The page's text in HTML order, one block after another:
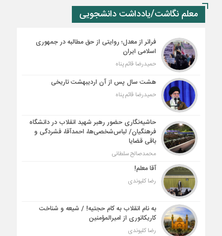
معلم نگاشت/یادداشت دانشجویی
فراتر از معدل؛ روایتی از حق مطالبه در جمهوری
اسلامی ایران
حمیدرضا قائم پناه
هشت سال پس از آن اردیبهشت تاریخی
حمیدرضا قائم پناه
حاشیه‌نگاری حضور رهبر شهید انقلاب در دانشگاه
فرهنگیان/ لباس‌شخصی‌ها، احمدآقا، فشردگی و
باقی قضایا
محمدصالح سلطانی
آقا معلم!
رضا کلیوندی
به نام انقلاب به کام حجتیه! / شیعه و شناخت
کاریکاتوری از امیرالمؤمنین
رضا کلیوندی